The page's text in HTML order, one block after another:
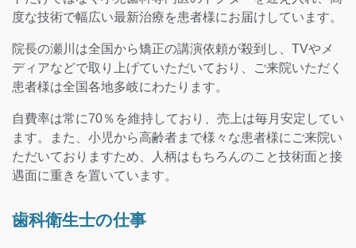
度な技術で幅広い最新治療を患者様にお届けしています。
院長の瀬川は全国から矯正の講演依頼が殺到し、TVやメ
ディアなどで取り上げていただいており、ご来院いただく
患者様は全国各地多岐にわたります。
自費率は常に70％を維持しており、売上は毎月安定してい
ます。また、小児から高齢者まで様々な患者様にご来院い
ただいておりますため、人柄はもちろんのこと技術面と接
遇面に重きを置いています。
歯科衛生士の仕事